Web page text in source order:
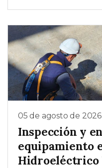
05 de agosto de 2026
Inspección y
equipamiento
Hidroeléctrico